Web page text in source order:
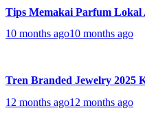
Tips Memakai Parfum Lokal
10 months ago10 months ago
Tren Branded Jewelry 2025
12 months ago12 months ago